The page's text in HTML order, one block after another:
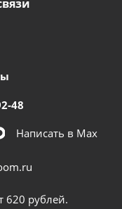
48
Написать в Мах
620 рублей.